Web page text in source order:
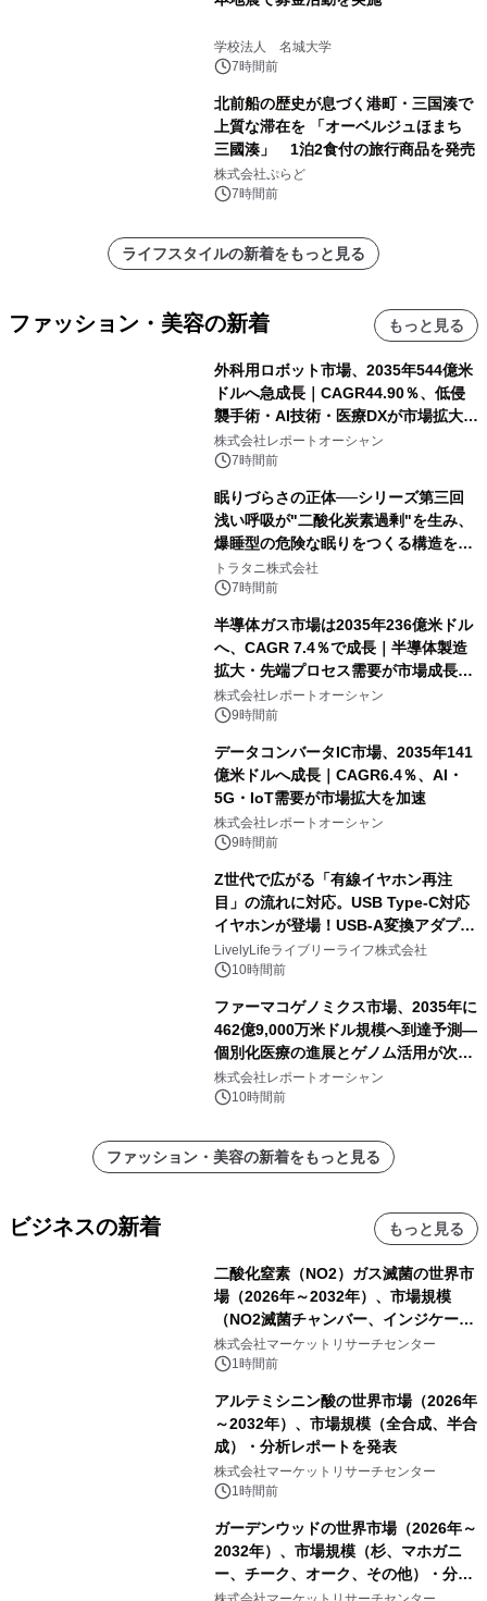
学校法人 名城大学
7時間前
北前船の歴史が息づく港町・三国湊で
上質な滞在を 「オーベルジュほまち
三國湊」 1泊2食付の旅行商品を発売
株式会社ぷらど
7時間前
ライフスタイルの新着をもっと見る
ファッション・美容の新着 もっと見る
外科用ロボット市場、2035年544億米
ドルへ急成長｜CAGR44.90％、低侵
襲手術・AI技術・医療DXが市場拡大を
牽引
株式会社レポートオーシャン
7時間前
眠りづらさの正体──シリーズ第三回
浅い呼吸が"二酸化炭素過剰"を生み、
爆睡型の危険な眠りをつくる構造を解
説
トラタニ株式会社
7時間前
半導体ガス市場は2035年236億米ドル
へ、CAGR 7.4％で成長｜半導体製造
拡大・先端プロセス需要が市場成長を
加速
株式会社レポートオーシャン
9時間前
データコンバータIC市場、2035年141
億米ドルへ成長｜CAGR6.4％、AI・
5G・IoT需要が市場拡大を加速
株式会社レポートオーシャン
9時間前
Z世代で広がる「有線イヤホン再注
目」の流れに対応。USB Type-C対応
イヤホンが登場！USB-A変換アダプタ
ー付きでスマホからパソコンまで幅広
く活用可能
LivelyLifeライブリーライフ株式会社
10時間前
ファーマコゲノミクス市場、2035年に
462億9,000万米ドル規模へ到達予測―
個別化医療の進展とゲノム活用が次世
代ヘルスケア投資を加速
株式会社レポートオーシャン
10時間前
ファッション・美容の新着をもっと見る
ビジネスの新着 もっと見る
二酸化窒素（NO2）ガス滅菌の世界市
場（2026年～2032年）、市場規模
（NO2滅菌チャンバー、インジケータ
ーおよびモニタリングシステム、その
他）・分析レポートを発表
株式会社マーケットリサーチセンター
1時間前
アルテミシニン酸の世界市場（2026年
～2032年）、市場規模（全合成、半合
成）・分析レポートを発表
株式会社マーケットリサーチセンター
1時間前
ガーデンウッドの世界市場（2026年～
2032年）、市場規模（杉、マホガニ
ー、チーク、オーク、その他）・分析
レポートを発表